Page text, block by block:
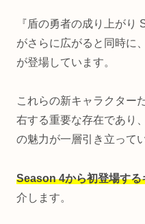
『盾の勇者の成り上がり
がさらに広がると同時に
が登場しています。
これらの新キャラクター
右する重要な存在であり
の魅力が一層引き立って
Season 4から初登場する
介します。